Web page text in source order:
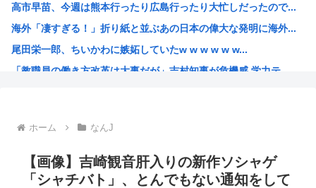
【悲報】 ワイ「半沢直樹みたいな銀行員カッコいい」銀行員...
8/22開催「琵琶湖三市同時花火大会」、市公式「そんな花...
医者と結婚して勝ち組だったはずの専業主婦「医者と結婚して...
高市早苗、今週は熊本行ったり広島行ったり大忙しだったので...
海外「凄すぎる！」折り紙と並ぶあの日本の偉大な発明に海外...
尾田栄一郎、ちいかわに嫉妬していたw w w w w w...
「教職員の働き方改革は大事だが」吉村知事が危機感 学力テ...
海外「日本が正しい！」優しい日本人に甘える外国人に海外が...
海外の反応：韓国在住の日本人インフルエンサーがライブ配信...
韓国人「韓国サッカー協会の性接待報道、海外でも大騒ぎに・...
ホーム なんJ
【画像】吉崎観音肝入りの新作ソシャゲ
「シャチバト」、とんでもない通知をして